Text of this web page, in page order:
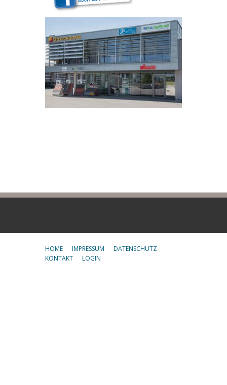
HOME IMPRESSUM
DATENSCHUTZ
KONTAKT
LOGIN